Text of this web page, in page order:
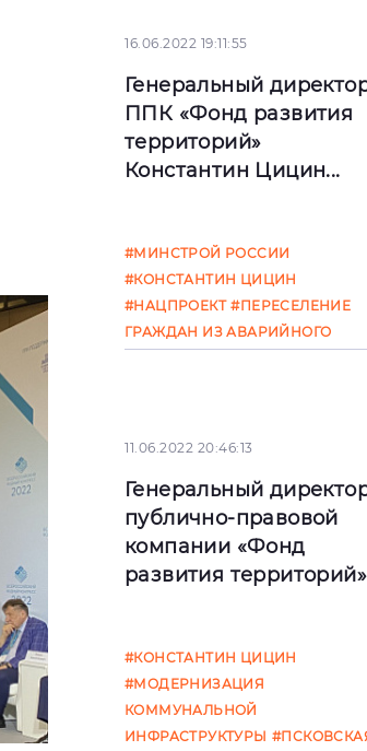
16.06.2022 19:11:55
Генеральный
ППК «Фонд развития
территорий»
Константин Цицин...
выставочном центре
«Экспофорум» в городе
Санкт-Петербурге
продолжает работу 25-й
#МИНСТРОЙ РОССИИ
#КОНСТАНТИН ЦИЦИН
#НАЦПРОЕКТ #ПЕРЕСЕЛЕНИЕ
ГРАЖДАН ИЗ АВАРИЙНОГО
11.06.2022 20:46:13
Генеральный
публично-правовой
компании «Фонд
развития
генеральный директор
публично-правовой
компании «Фонд
территорий» Константин
#КОНСТАНТИН ЦИЦИН
#МОДЕРНИЗАЦИЯ
КОММУНАЛЬНОЙ
ИНФРАСТРУКТУРЫ